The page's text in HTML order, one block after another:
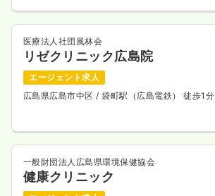
医療法人社団風林会
リゼクリニック広島院
エージェント求人
広島県広島市中区/ 袋町駅（広島電鉄） 徒歩1分
一般財団法人広島県環境保健協会
健康クリニック